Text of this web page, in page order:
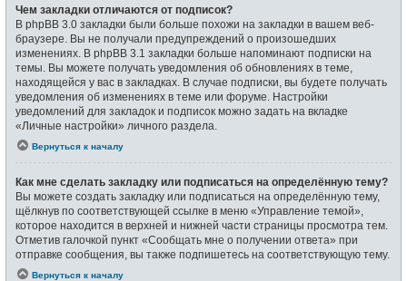
Чем закладки отличаются от подписок?
В phpBB 3.0 закладки были больше похожи на закладки в вашем веб-
браузере. Вы не получали предупреждений о произошедших
изменениях. В phpBB 3.1 закладки больше напоминают подписки на
темы. Вы можете получать уведомления об обновлениях в теме,
находящейся у вас в закладках. В случае подписки, вы будете получать
уведомления об изменениях в теме или форуме. Настройки
уведомлений для закладок и подписок можно задать на вкладке
«Личные настройки» личного раздела.
Вернуться к началу
Как мне сделать закладку или подписаться на определённую тему?
Вы можете создать закладку или подписаться на определённую тему,
щёлкнув по соответствующей ссылке в меню «Управление темой»,
которое находится в верхней и нижней части страницы просмотра тем.
Отметив галочкой пункт «Сообщать мне о получении ответа» при
отправке сообщения, вы также подпишетесь на соответствующую тему.
Вернуться к началу